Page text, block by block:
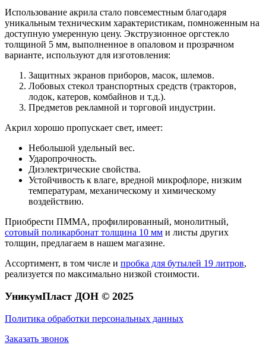
Использование акрила стало повсеместным благодаря
уникальным техническим характеристикам, помноженным на
доступную умеренную цену. Экструзионное оргстекло
толщиной 5 мм, выполненное в опаловом и прозрачном
варианте, используют для изготовления:
Защитных экранов приборов, масок, шлемов.
Лобовых стекол транспортных средств (тракторов,
лодок, катеров, комбайнов и т.д.).
Предметов рекламной и торговой индустрии.
Акрил хорошо пропускает свет, имеет:
Небольшой удельный вес.
Ударопрочность.
Диэлектрические свойства.
Устойчивость к влаге, вредной микрофлоре, низким
температурам, механическому и химическому
воздействию.
Приобрести ПММА, профилированный, монолитный,
сотовый поликарбонат толщина 10 мм и листы других
толщин, предлагаем в нашем магазине.
Ассортимент, в том числе и пробка для бутылей 19 литров,
реализуется по максимально низкой стоимости.
УникумПласт ДОН © 2025
Политика обработки персональных данных
Заказать звонок